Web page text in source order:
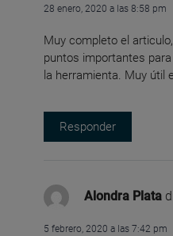
28 enero, 2020 a las 8:58 pm
Muy completo el
puntos importantes
la herramienta. Muy útil
Responder
Alondra Plata
5 febrero, 2020 a las 7:42 pm